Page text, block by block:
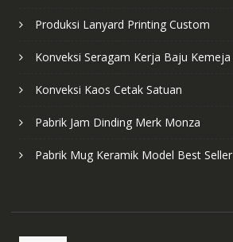
Produksi Lanyard Printing Custom
Konveksi Seragam Kerja Baju Kemeja
Konveksi Kaos Cetak Satuan
Pabrik Jam Dinding Merk Monza
Pabrik Mug Keramik Model Best Seller